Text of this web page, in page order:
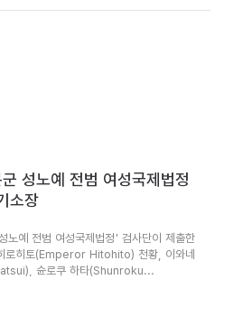
성노예 전범 여성국제법정
소장
예 전범 여성국제법정' 검사단이 제출한
로히토(Emperor Hitohito) 천황, 이와네
슌로쿠 하타(Shunroku...